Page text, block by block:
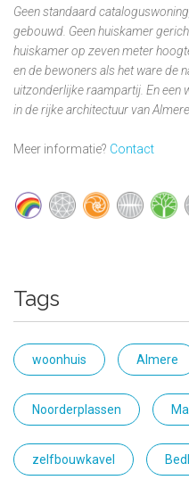
Geen standaard
gebouwd. Geen huiskamer
huiskamer op zeven meter
en de bewoners als het ware de
uitzonderlijke raampartij. En een
in de rijke architectuur van
Meer informatie? Contact
Tags
woonhuis Almere
Noorderplassen
zelfbouwkavel